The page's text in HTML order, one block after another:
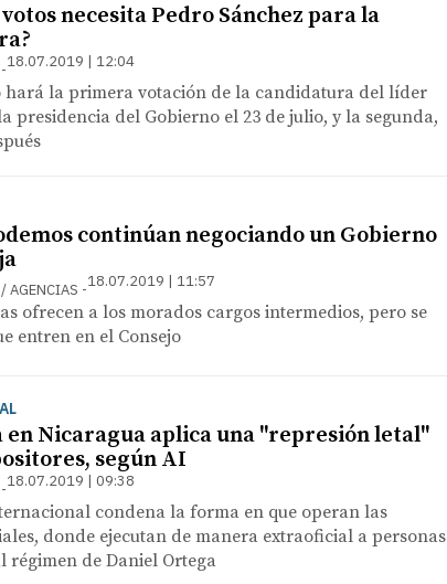
necesita Pedro Sánchez para la
18.07.2019 | 12:04
hará la primera votación de la candidatura del líder
presidencia del Gobierno el 23 de julio, y la segunda,
continúan negociando un Gobierno
AGENCIAS 18.07.2019 | 11:57
ofrecen a los morados cargos intermedios, pero se
entren en el Consejo
en Nicaragua aplica una "represión letal"
según AI
18.07.2019 | 09:38
condena la forma en que operan las
donde ejecutan de manera extraoficial a personas
régimen de Daniel Ortega